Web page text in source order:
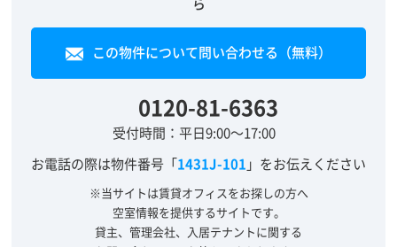
この物件について問い合わせる（無料）
0120-81-6363
受付時間：平日9:00～17:00
お電話の際は物件番号「1431J-101 」をお伝えください
※当サイトは賃貸オフィスをお探しの方へ
空室情報を提供するサイトです。
貸主、管理会社、入居テナントに関する